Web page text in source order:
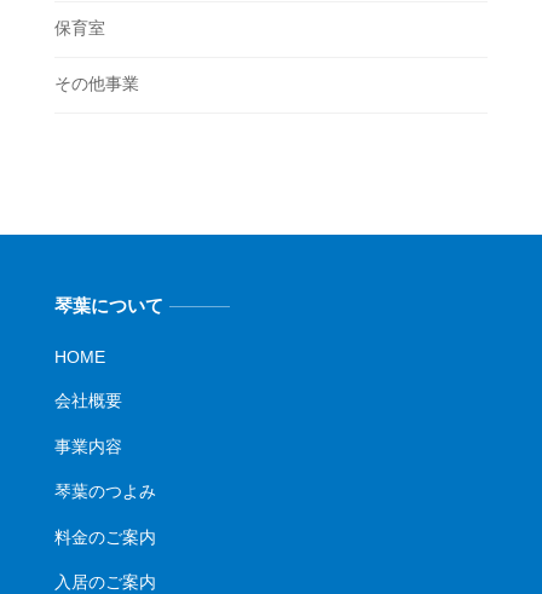
保育室
その他事業
琴葉について
HOME
会社概要
事業内容
琴葉のつよみ
料金のご案内
入居のご案内